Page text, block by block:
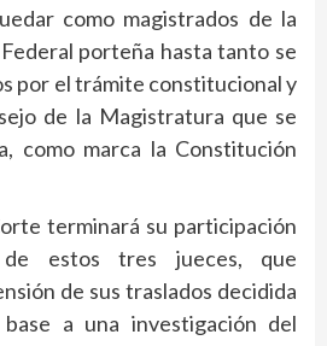
como magistrados de la
porteña hasta tanto se
por el trámite constitucional y
de la Magistratura que se
como marca la Constitución
terminará su participación
estos tres jueces, que
de sus traslados decidida
a una investigación del